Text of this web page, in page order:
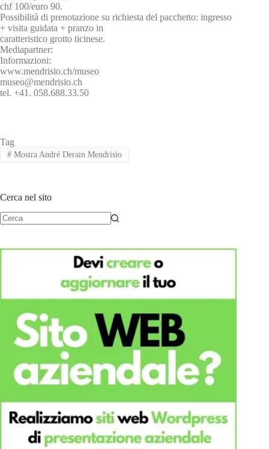
chf 100/euro 90.
Possibilità di prenotazione su richiesta del pacchetto: ingresso
+ visita guidata + pranzo in
caratteristico grotto ticinese.
Mediapartner:
Informazioni:
www.mendrisio.ch/museo
museo@mendrisio.ch
tel. +41. 058.688.33.50
Tag
#Mostra André Derain Mendrisio
Cerca nel sito